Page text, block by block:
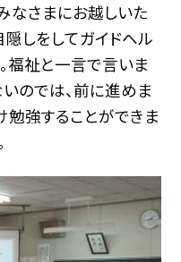
なさまにお越しいた
しをしてガイドヘル
福祉と一言で言いま
のでは、前に進めま
勉強することができま